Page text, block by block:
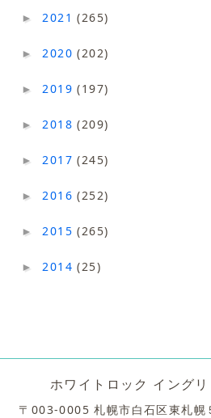
► 2021(265)
► 2020(202)
► 2019(197)
► 2018(209)
► 2017(245)
► 2016(252)
► 2015(265)
► 2014(25)
ホワイトロック イング
〒003-0005 札幌市白石区東札幌